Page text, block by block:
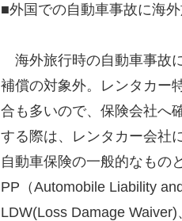
■外国での自動車事故に海
海外旅行時の自動車事故
補償の対象外。レンタカー
合も多いので、保険会社へ
する際は、レンタカー会社
自動車保険の一般的なもの
PP（Automobile Liability
LDW(Loss Damage